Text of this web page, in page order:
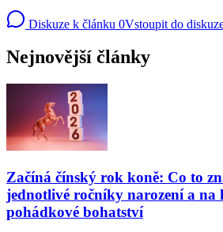
Diskuze k článku 0Vstoupit do
Nejnovější články
Začíná čínský rok koně: Co to
jednotlivé ročníky narození a na
pohádkové bohatství